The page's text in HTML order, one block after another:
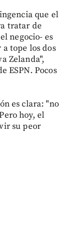
que el
tratar de
negocio- es
tope los dos
Zelanda",
ESPN. Pocos
es clara: "no
hoy, el
su peor